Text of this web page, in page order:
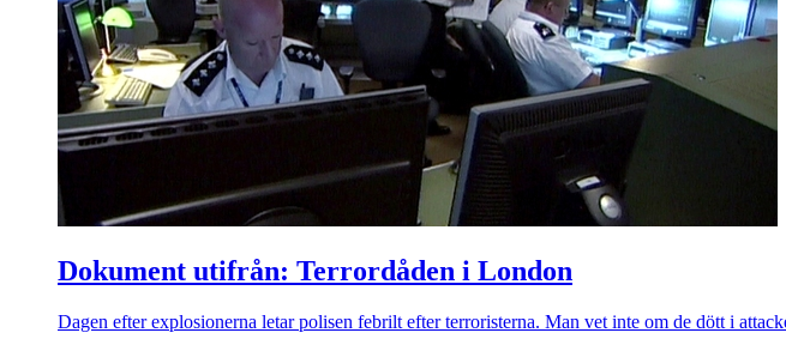
Dokument utifrån: Terrordåden i London
Dagen efter explosionerna letar polisen febrilt efter terroristerna. Man vet inte om de dött i